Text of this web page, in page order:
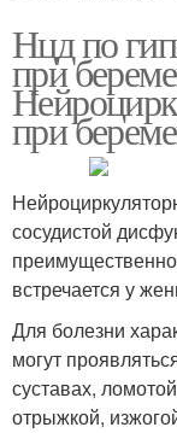
Нцд по
при
при
сосудистой
встречается у
Для болезни
могут
суставах,
отрыжкой,